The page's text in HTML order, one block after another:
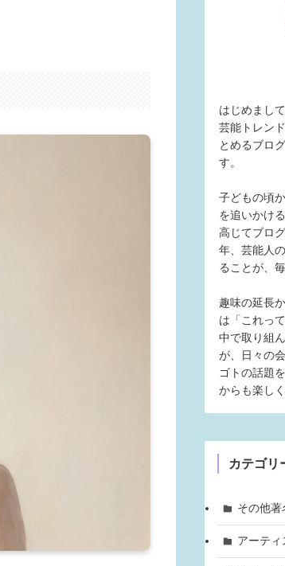
はじめまし
芸能トレン
とめるブロ
す。
子どもの頃
を追いかけ
高じてブロ
年、芸能人
ることが、
趣味の延長
は「これっ
中で取り組
が、日々の
ゴトの話題
からも楽し
カテゴリ
その他著
アーティ